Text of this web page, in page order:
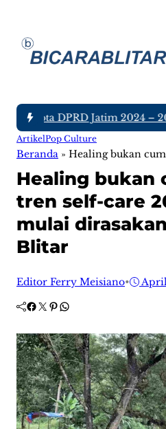
Anggota DPRD Jatim 2024 –
ArtikelPop Culture
Beranda » Healing bukan
Healing bukan
tren self-care
mulai
Blitar
Editor Ferry Meisiano•
Facebook Twitter Pinterest WhatsApp